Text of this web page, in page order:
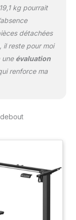
kg pourrait
détachées
il reste pour moi
une évaluation
renforce ma